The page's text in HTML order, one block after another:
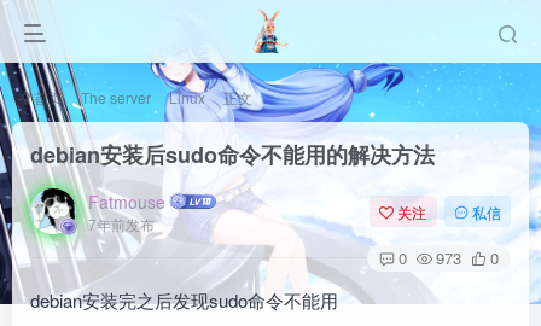
首页 The server Linux 正文
debian安装后sudo命令不能用的解决方法
Fatmouse
7年前发布
关注 私信
0 973 0
debian安装完之后发现sudo命令不能用